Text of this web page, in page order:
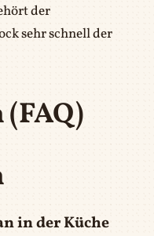
der
sehr schnell der
in der Küche